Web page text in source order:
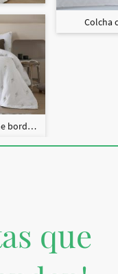
bordado + fundas cojín
Colcha
que